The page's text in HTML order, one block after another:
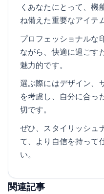
くあなたにとって、機
ね備えた重要なアイテ
プロフェッショナルな
ながら、快適に過ごす
魅力的です。
選ぶ際にはデザイン、
を考慮し、自分に合っ
切です。
ぜひ、スタイリッシュ
て、より自信を持って
い。
関連記事